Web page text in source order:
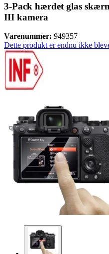
3-Pack hærdet glas
III kamera
Varenummer: 949357
Dette produkt er endnu ikke